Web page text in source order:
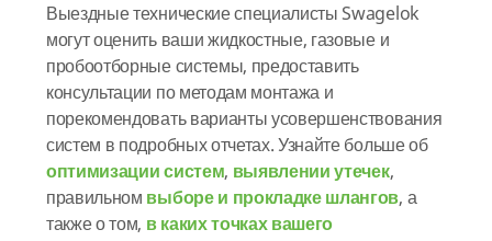
Выездные технические специалисты Swagelok
могут оценить ваши жидкостные, газовые и
пробоотборные системы, предоставить
консультации по методам монтажа и
порекомендовать варианты усовершенствования
систем в подробных отчетах. Узнайте больше об
оптимизации систем, выявлении утечек,
правильном выборе и прокладке шлангов, а
также о том, в каких точках вашего